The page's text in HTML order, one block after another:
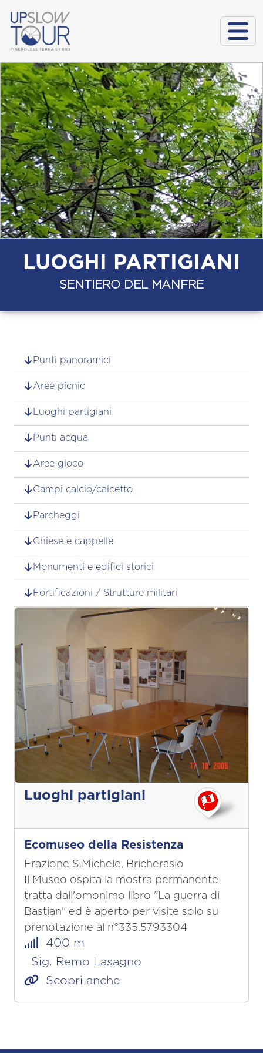
LUOGHI PARTIGIANI
SENTIERO DEL MANFRE
Punti panoramici
Aree picnic
Luoghi partigiani
Punti acqua
Aree gioco
Campi calcio/calcetto
Parcheggi
Chiese e cappelle
Monumenti e edifici storici
Fortificazioni / Strutture militari
Luoghi partigiani
Ecomuseo della Resistenza
Frazione S.Michele, Bricherasio
Il Museo ospita la mostra permanente
tratta dall'omonimo libro "La guerra di
Bastian" ed è aperto per visite solo su
prenotazione al n°335.5793304
400 m
Sig. Remo Lasagno
Scopri anche